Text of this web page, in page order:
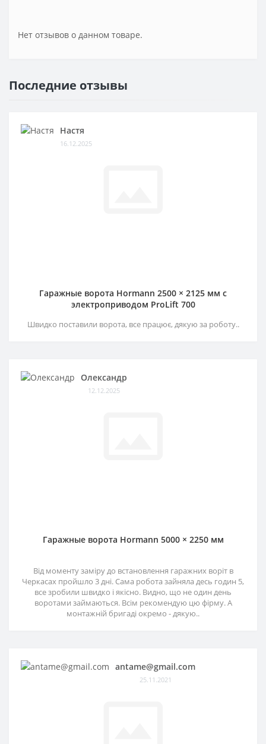
Нет отзывов о данном товаре.
Последние отзывы
Настя
16.12.2025
Гаражные ворота Hormann 2500 × 2125 мм c
электроприводом ProLift 700
Швидко поставили ворота, все працює, дякую за роботу..
Олександр
12.12.2025
Гаражные ворота Hormann 5000 × 2250 мм
Від моменту заміру до встановлення гаражних воріт в
Черкасах пройшло 3 дні. Сама робота зайняла десь годин 5,
все зробили швидко і якісно. Видно, що не один день
воротами займаються. Всім рекомендую цю фірму. А
монтажній бригаді окремо - дякую..
antame@gmail.com
25.11.2021